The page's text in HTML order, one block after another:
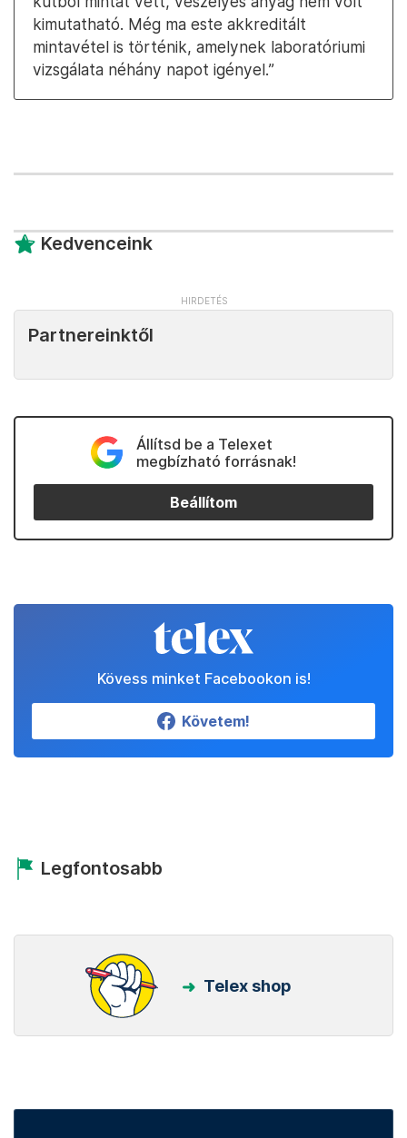
kimutatható. Még ma este akkreditált
mintavétel is történik, amelynek laboratóriumi
vizsgálata néhány napot igényel.”
Kedvenceink
Partnereinktől
Állítsd be a Telexet
megbízható forrásnak!
Beállítom
Kövess minket Facebookon is!
Követem!
Legfontosabb
Telex shop